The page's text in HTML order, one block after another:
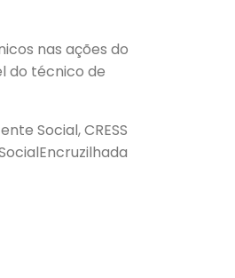
nas ações do
do técnico de
Social, CRESS